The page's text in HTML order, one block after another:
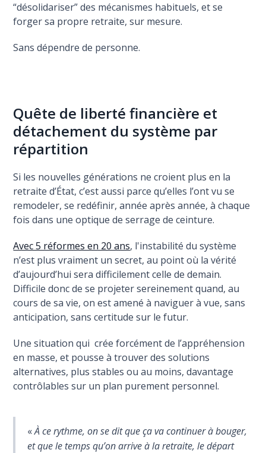
“désolidariser” des mécanismes habituels, et se
forger sa propre retraite, sur mesure.
Sans dépendre de personne.
Quête de liberté financière et
détachement du système par
répartition
Si les nouvelles générations ne croient plus en la
retraite d’État, c’est aussi parce qu’elles l’ont vu se
remodeler, se redéfinir, année après année, à chaque
fois dans une optique de serrage de ceinture.
Avec 5 réformes en 20 ans, l'instabilité du système
n’est plus vraiment un secret, au point où la vérité
d’aujourd’hui sera difficilement celle de demain.
Difficile donc de se projeter sereinement quand, au
cours de sa vie, on est amené à naviguer à vue, sans
anticipation, sans certitude sur le futur.
Une situation qui crée forcément de l’appréhension
en masse, et pousse à trouver des solutions
alternatives, plus stables ou au moins, davantage
contrôlables sur un plan purement personnel.
«À ce rythme, on se dit que ça va continuer à bouger,
et que le temps qu’on arrive à la retraite, le départ